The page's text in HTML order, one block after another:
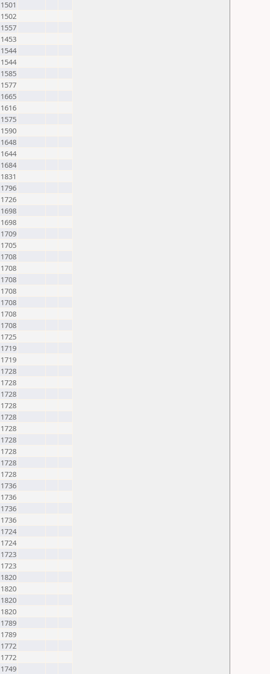
1501
1502
1557
1453
1544
1544
1585
1577
1665
1616
1575
1590
1648
1644
1684
1831
1796
1726
1698
1698
1709
1705
1708
1708
1708
1708
1708
1708
1708
1725
1719
1719
1728
1728
1728
1728
1728
1728
1728
1728
1728
1728
1736
1736
1736
1736
1724
1724
1723
1723
1820
1820
1820
1820
1789
1789
1772
1772
1749